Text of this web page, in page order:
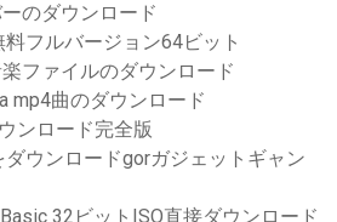
のダウンロード
フルバージョン64ビット
ファイルのダウンロード
mp4曲のダウンロード
ンロード完全版
ウンロードgorガジェットギャン
32ビットISO直接ダウンロード